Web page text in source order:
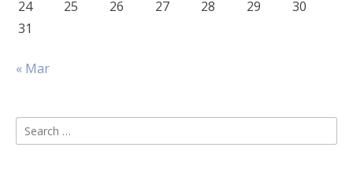
24
25 26 27 28 29
30
31
« Mar
Search
for: